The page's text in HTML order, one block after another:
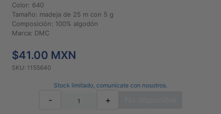
Compra
2026
Color: 640
Tamaño: madeja de 25 m con 5 g
Composición: 100% algodón
Marca: DMC
$41.00 MXN
SKU: 1155640
Stock limitado, comunícate con nosotros.
- +